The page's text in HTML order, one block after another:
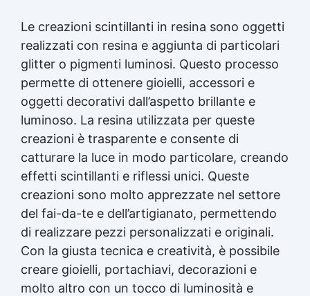
Le creazioni scintillanti in resina sono oggetti
realizzati con resina e aggiunta di particolari
glitter o pigmenti luminosi. Questo processo
permette di ottenere gioielli, accessori e
oggetti decorativi dall’aspetto brillante e
luminoso. La resina utilizzata per queste
creazioni è trasparente e consente di
catturare la luce in modo particolare, creando
effetti scintillanti e riflessi unici. Queste
creazioni sono molto apprezzate nel settore
del fai-da-te e dell’artigianato, permettendo
di realizzare pezzi personalizzati e originali.
Con la giusta tecnica e creatività, è possibile
creare gioielli, portachiavi, decorazioni e
molto altro con un tocco di luminosità e